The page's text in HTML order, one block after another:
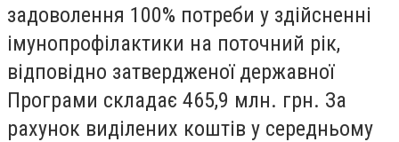
задоволення 100% потреби у здійсненні
імунопрофілактики на поточний рік,
відповідно затвердженої державної
Програми складає 465,9 млн. грн. За
рахунок виділених коштів у середньому